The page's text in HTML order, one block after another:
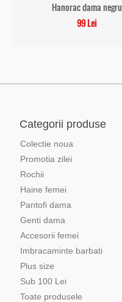
Hanorac dama negru
99 Lei
Categorii produse
Colectie noua
Promotia zilei
Rochii
Haine femei
Pantofi dama
Genti dama
Accesorii femei
Imbracaminte barbati
Plus size
Sub 100 Lei
Toate produsele